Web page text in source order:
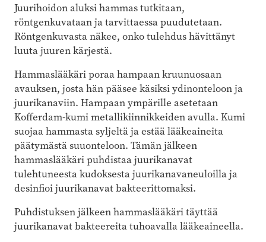
Juurihoidon aluksi hammas tutkitaan,
röntgenkuvataan ja tarvittaessa puudutetaan.
Röntgenkuvasta näkee, onko tulehdus hävittänyt
luuta juuren kärjestä.
Hammaslääkäri poraa hampaan kruunuosaan
avauksen, josta hän pääsee käsiksi ydinonteloon ja
juurikanaviin. Hampaan ympärille asetetaan
Kofferdam-kumi metallikiinnikkeiden avulla. Kumi
suojaa hammasta syljeltä ja estää lääkeaineita
päätymästä suuonteloon. Tämän jälkeen
hammaslääkäri puhdistaa juurikanavat
tulehtuneesta kudoksesta juurikanavaneuloilla ja
desinfioi juurikanavat bakteerittomaksi.
Puhdistuksen jälkeen hammaslääkäri täyttää
juurikanavat bakteereita tuhoavalla lääkeaineella.